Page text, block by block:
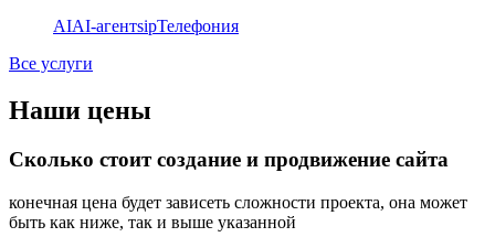
AIAI-агентsipТелефония
Все услуги
Наши цены
Сколько стоит создание и продвижение сайта
конечная цена будет зависеть сложности проекта, она может
быть как ниже, так и выше указанной